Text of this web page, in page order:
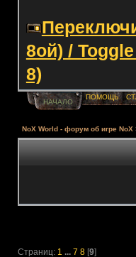
8ой) /
8)
НАЧАЛО
ПОМОЩЬ
NoX World - форум об игре NoX
Страниц: 1 ... 7 8[9]